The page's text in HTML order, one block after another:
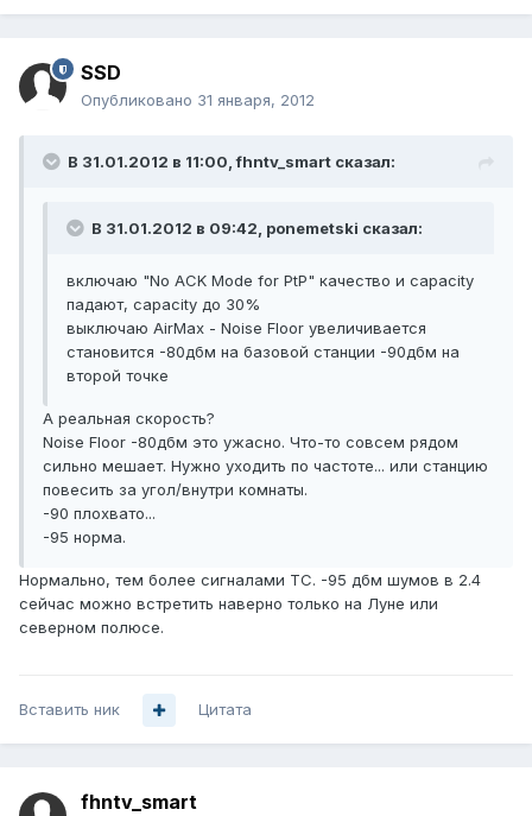
SSD
Опубликовано 31 января, 2012
В 31.01.2012 в 11:00, fhntv_smart сказал:
В 31.01.2012 в 09:42, ponemetski сказал:
включаю "No ACK Mode for PtP" качество и capacity
падают, capacity до 30%
выключаю AirMax - Noise Floor увеличивается
становится -80дбм на базовой станции -90дбм на
второй точке
А реальная скорость?
Noise Floor -80дбм это ужасно. Что-то совсем рядом
сильно мешает. Нужно уходить по частоте... или станцию
повесить за угол/внутри комнаты.
-90 плохвато...
-95 норма.
Нормально, тем более сигналами ТС. -95 дбм шумов в 2.4
сейчас можно встретить наверно только на Луне или
северном полюсе.
Вставить ник Цитата
fhntv_smart